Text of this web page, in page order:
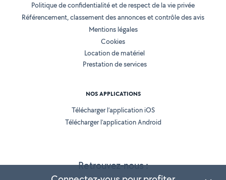
Retrouvez-nous :
Politique de confidentialité et de respect de la vie privée
Référencement, classement des annonces et contrôle des avis
Mentions légales
Cookies
Location de matériel
Prestation de services
NOS APPLICATIONS
Télécharger l’application iOS
Télécharger l’application Android